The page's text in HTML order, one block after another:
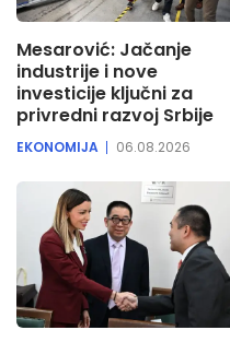
Mesarović: Jačanje
industrije i nove
investicije ključni za
privredni razvoj Srbije
EKONOMIJA 06.08.2026